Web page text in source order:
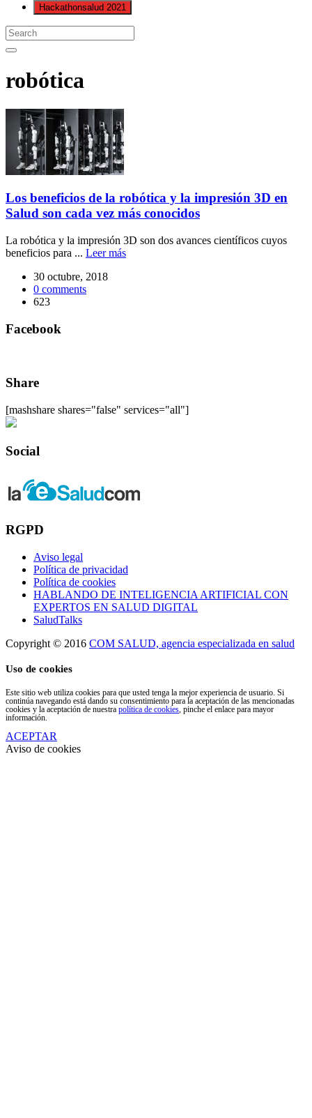
Hackathonsalud 2021
robótica
Los beneficios de la robótica y la impresión 3D en
Salud son cada vez más conocidos
La robótica y la impresión 3D son dos avances científicos cuyos
beneficios para ... Leer más
30 octubre, 2018
0 comments
623
Facebook
Share
[mashshare shares="false" services="all"]
Social
RGPD
Aviso legal
Política de privacidad
Política de cookies
HABLANDO DE INTELIGENCIA ARTIFICIAL CON
EXPERTOS EN SALUD DIGITAL
SaludTalks
Copyright © 2016 COM SALUD, agencia especializada en salud
Uso de cookies
Este sitio web utiliza cookies para que usted tenga la mejor experiencia de usuario. Si
continúa navegando está dando su consentimiento para la aceptación de las mencionadas
cookies y la aceptación de nuestra política de cookies, pinche el enlace para mayor
información.
ACEPTAR
Aviso de cookies